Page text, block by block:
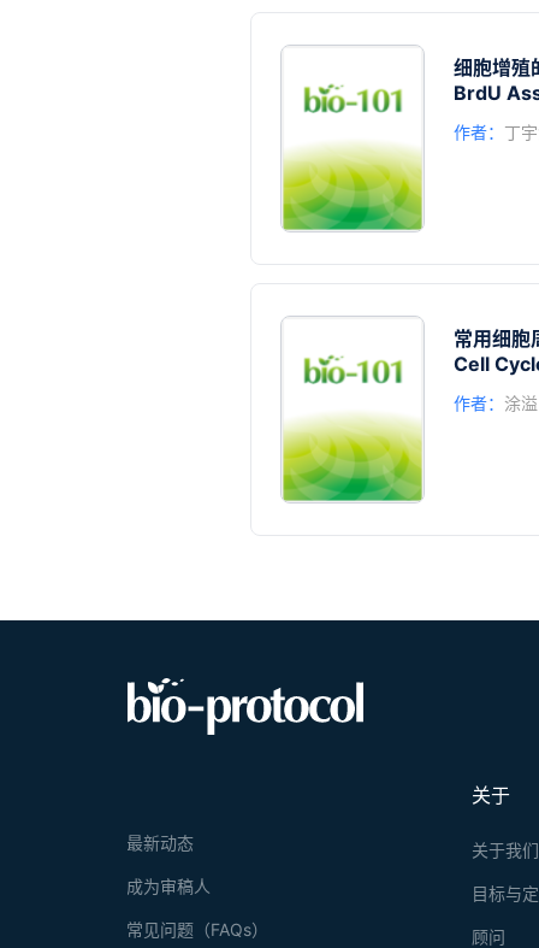
细胞增殖
BrdU
作者： 丁
常用细胞
Cell
作者： 涂
关于
关于我们
目标与
顾问
最新动态
成为审稿人
常见问题（FAQs）